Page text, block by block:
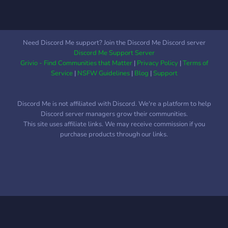
Need Discord Me support? Join the Discord Me Discord server
Discord Me Support Server
Grivio - Find Communities that Matter| Privacy Policy|Terms of
Service| NSFW Guidelines| Blog |Support
Discord Me is not affiliated with Discord. We're a platform to help
Discord server managers grow their communities.
This site uses affiliate links. We may receive commission if you
purchase products through our links.